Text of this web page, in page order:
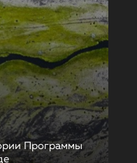
Программы